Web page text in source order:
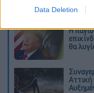
Data Deletionέως τη
Η
θα